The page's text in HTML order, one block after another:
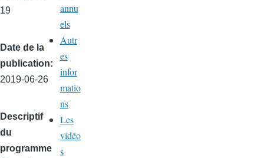
19
Date de la
publication
2019-06-26
Descriptif
du
programme
annu
els
Autr
es
infor
matio
ns
Les
vidéo
s